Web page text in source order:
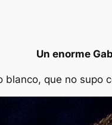
Un enorme
blanco, que no